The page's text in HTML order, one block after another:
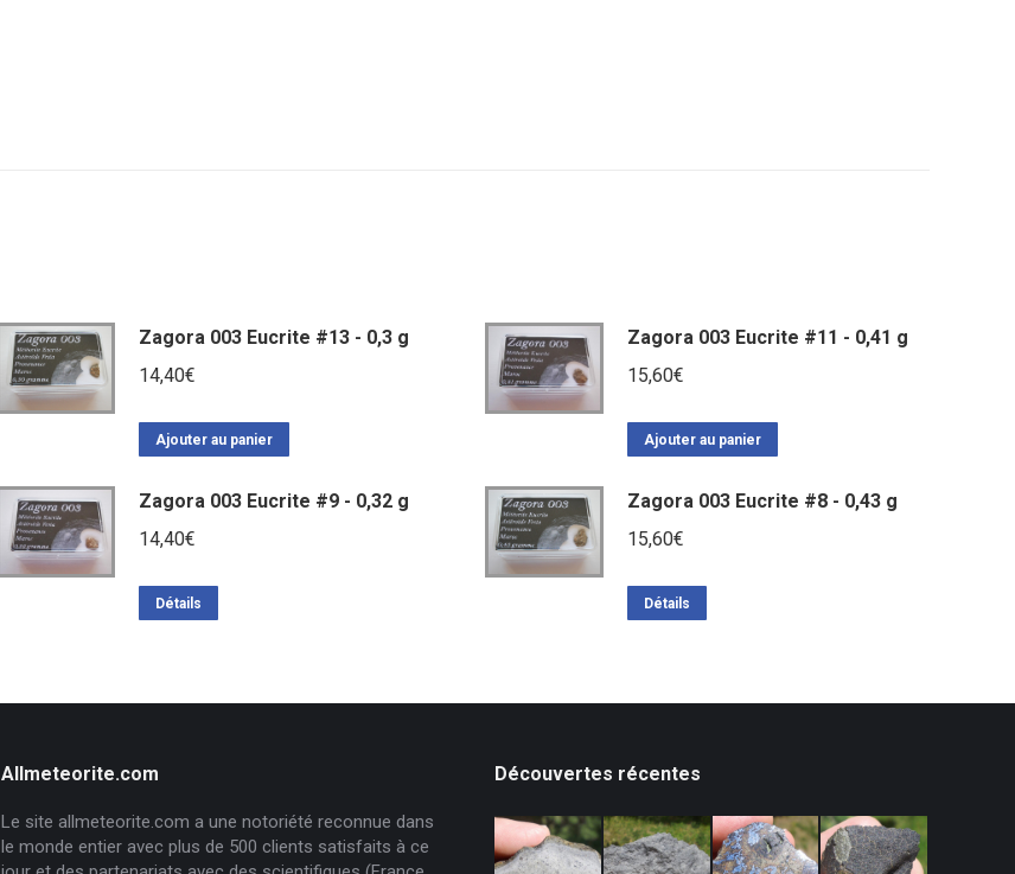
Zagora 003 Eucrite #13 - 0,3 g
14,40€
Ajouter au panier
Zagora 003 Eucrite #11 - 0,41 g
15,60€
Ajouter au panier
Zagora 003 Eucrite #9 - 0,32 g
14,40€
Détails
Zagora 003 Eucrite #8 - 0,43 g
15,60€
Détails
Allmeteorite.com
Le site allmeteorite.com a une notoriété reconnue dans
le monde entier avec plus de 500 clients satisfaits à ce
Découvertes récentes